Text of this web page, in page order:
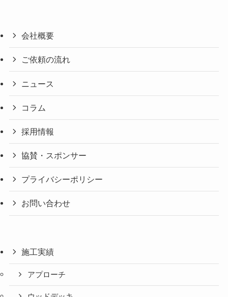
会社概要
ご依頼の流れ
ニュース
コラム
採用情報
協賛・スポンサー
プライバシーポリシー
お問い合わせ
施工実績
アプローチ